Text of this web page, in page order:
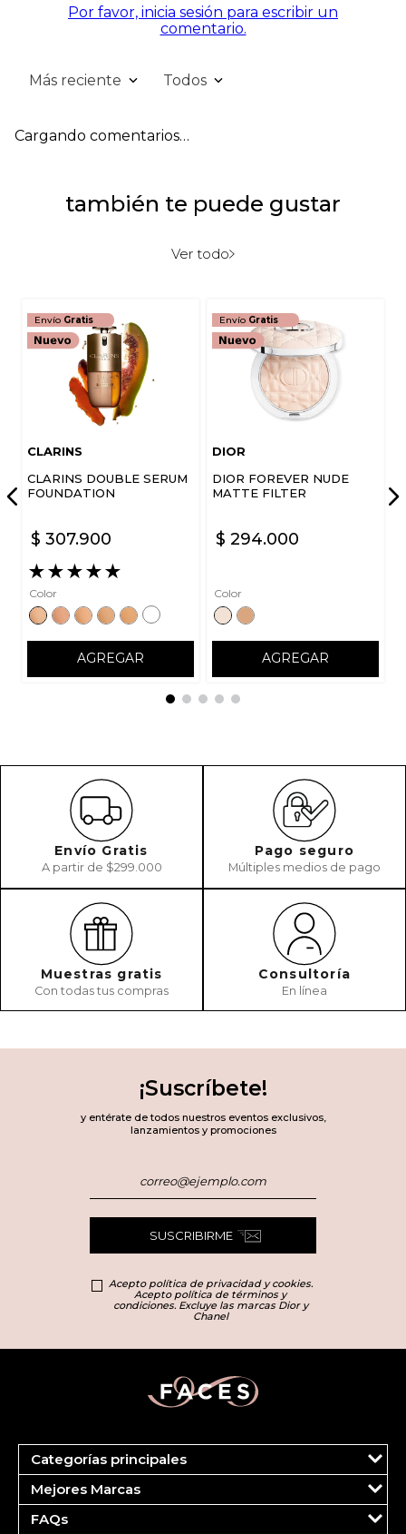
Por favor, inicia sesión para escribir un
comentario.
Más reciente Todos
Cargando comentarios…
también te puede gustar
Ver todo
Envío Gratis
CLARINS
CLARINS DOUBLE SERUM
FOUNDATION
$ 307.900
★★★★★
Color
AGREGAR
Envío Gratis
DIOR
DIOR FOREVER NUDE
MATTE FILTER
$ 294.000
Color
AGREGAR
Envío Gratis
A partir de $299.000
Pago seguro
Múltiples medios de pago
Muestras gratis
Con todas tus compras
Consultoría
En línea
¡Suscríbete!
y entérate de todos nuestros eventos exclusivos,
lanzamientos y promociones
SUSCRIBIRME
Acepto política de privacidad y cookies.
Acepto política de términos y
condiciones. Excluye las marcas Dior y
Chanel
Categorías principales
Marcas
Dior
Más Vendidos
Fragancias
Mejores Marcas
Clinique
Estee Lauder
FAQs